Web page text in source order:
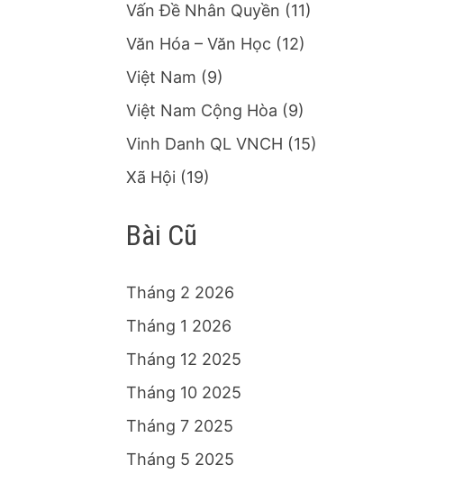
Vấn Đề Nhân Quyền (11)
Văn Hóa – Văn Học (12)
Việt Nam (9)
Việt Nam Cộng Hòa (9)
Vinh Danh QL VNCH (15)
Xã Hội (19)
Bài Cũ
Tháng 2 2026
Tháng 1 2026
Tháng 12 2025
Tháng 10 2025
Tháng 7 2025
Tháng 5 2025